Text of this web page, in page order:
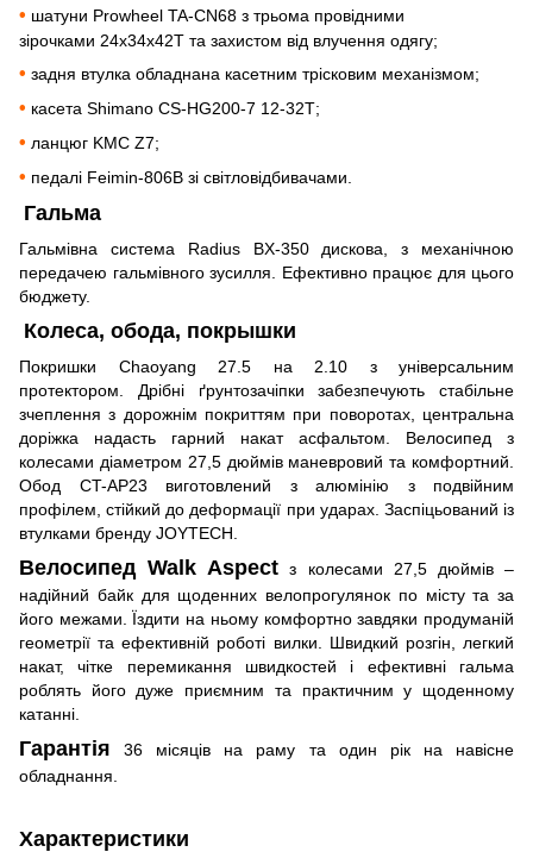
• шатуни Prowheel TA-CN68 з трьома провідними
зірочками 24x34x42T та захистом від влучення одягу;
• задня втулка обладнана касетним трісковим механізмом;
• касета Shimano CS-HG200-7 12-32Т;
• ланцюг KMC Z7;
• педалі Feimin-806B зі світловідбивачами.
Гальма
Гальмівна система Radius BX-350 дискова, з механічною
передачею гальмівного зусилля. Ефективно працює для цього
бюджету.
Колеса, обода, покрышки
Покришки Chaoyang 27.5 на 2.10 з універсальним
протектором. Дрібні ґрунтозачіпки забезпечують стабільне
зчеплення з дорожнім покриттям при поворотах, центральна
доріжка надасть гарний накат асфальтом. Велосипед з
колесами діаметром 27,5 дюймів маневровий та комфортний.
Обод CT-AP23 виготовлений з алюмінію з подвійним
профілем, стійкий до деформації при ударах. Заспіцьований із
втулками бренду JOYTECH.
Велосипед Walk Aspect з колесами 27,5 дюймів –
надійний байк для щоденних велопрогулянок по місту та за
його межами. Їздити на ньому комфортно завдяки продуманій
геометрії та ефективній роботі вилки. Швидкий розгін, легкий
накат, чітке перемикання швидкостей і ефективні гальма
роблять його дуже приємним та практичним у щоденному
катанні.
Гарантія 36 місяців на раму та один рік на навісне
обладнання.
Характеристики